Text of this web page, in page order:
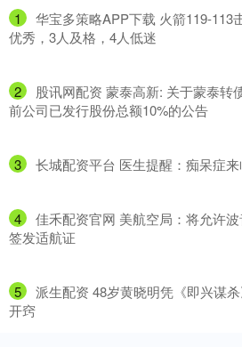
1
华宝多策略APP下载 火箭119-113
优秀，3人及格，4人低迷
2
股讯网配资 蒙泰高新: 关于蒙泰转
前公司已发行股份总额10%的公告
3 长城配资平台 医生提醒：痴呆症
4
佳禾配资官网 美航空局：将允许
签发适航证
5
派生配资 48岁黄晓明凭《即兴谋
开窍